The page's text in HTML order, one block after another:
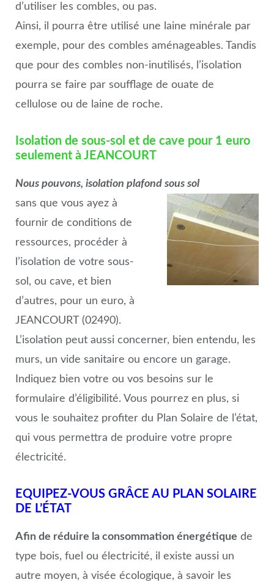
d’utiliser les combles, ou pas.
Ainsi, il pourra être utilisé une laine minérale par
exemple, pour des combles aménageables. Tandis
que pour des combles non-inutilisés, l’isolation
pourra se faire par soufflage de ouate de
cellulose ou de laine de roche.
Isolation de sous-sol et de cave pour 1 euro
seulement à JEANCOURT
Nous pouvons, isolation plafond sous sol
sans que vous ayez à
fournir de conditions de
ressources, procéder à
l’isolation de votre sous-
sol, ou cave, et bien
d’autres, pour un euro, à
JEANCOURT (02490).
L’isolation peut aussi concerner, bien entendu, les
murs, un vide sanitaire ou encore un garage.
Indiquez bien votre ou vos besoins sur le
formulaire d’éligibilité. Vous pourrez en plus, si
vous le souhaitez profiter du Plan Solaire de l’état,
qui vous permettra de produire votre propre
électricité.
EQUIPEZ-VOUS GRÂCE AU PLAN SOLAIRE
DE L’ÉTAT
Afin de réduire la consommation énergétique de
type bois, fuel ou électricité, il existe aussi un
autre moyen, à visée écologique, à savoir les